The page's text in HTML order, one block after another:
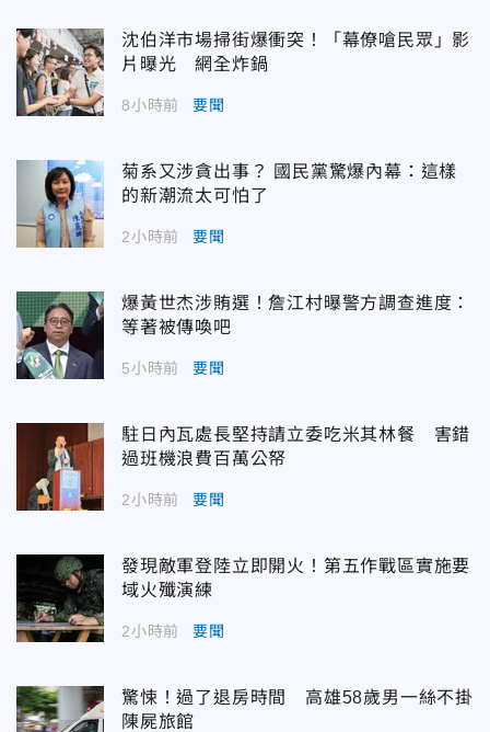
沈伯洋市場掃街爆衝突！「幕僚嗆民眾」影
片曝光 網全炸鍋
8小時前 要聞
菊系又涉貪出事？ 國民黨驚爆內幕：這樣
的新潮流太可怕了
2小時前 要聞
爆黃世杰涉賄選！詹江村曝警方調查進度：
等著被傳喚吧
5小時前 要聞
駐日內瓦處長堅持請立委吃米其林餐 害錯
過班機浪費百萬公帑
2小時前 要聞
發現敵軍登陸立即開火！第五作戰區實施要
域火殲演練
2小時前 要聞
驚悚！過了退房時間 高雄58歲男一絲不掛
陳屍旅館